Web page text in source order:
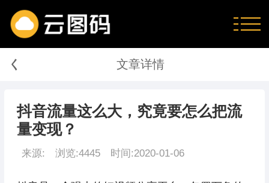
く 文章详情
抖音流量这么大，究竟要怎么把流
量变现？
来源: 浏览:4445 时间:2020-01-06